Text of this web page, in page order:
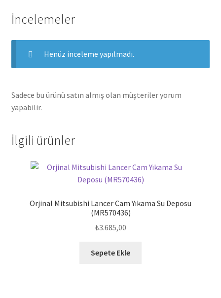
İncelemeler
Henüz inceleme yapılmadı.
Sadece bu ürünü satın almış olan müşteriler yorum
yapabilir.
İlgili ürünler
Orjinal Mitsubishi Lancer Cam Yıkama Su Deposu
(MR570436)
₺3.685,00
Sepete Ekle